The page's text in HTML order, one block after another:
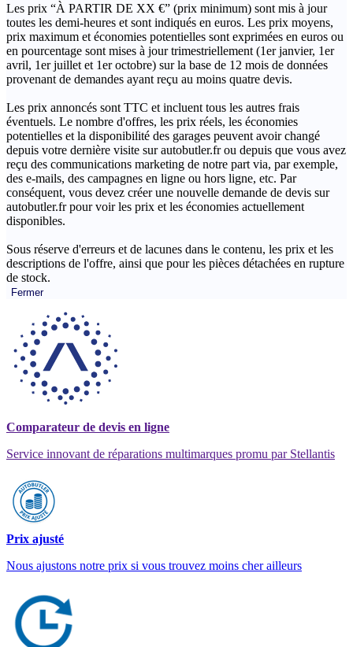
Les prix “À PARTIR DE XX €” (prix minimum) sont mis à jour
toutes les demi-heures et sont indiqués en euros. Les prix moyens,
prix maximum et économies potentielles sont exprimées en euros ou
en pourcentage sont mises à jour trimestriellement (1er janvier, 1er
avril, 1er juillet et 1er octobre) sur la base de 12 mois de données
provenant de demandes ayant reçu au moins quatre devis.
Les prix annoncés sont TTC et incluent tous les autres frais
éventuels. Le nombre d'offres, les prix réels, les économies
potentielles et la disponibilité des garages peuvent avoir changé
depuis votre dernière visite sur autobutler.fr ou depuis que vous avez
reçu des communications marketing de notre part via, par exemple,
des e-mails, des campagnes en ligne ou hors ligne, etc. Par
conséquent, vous devez créer une nouvelle demande de devis sur
autobutler.fr pour voir les prix et les économies actuellement
disponibles.
Sous réserve d'erreurs et de lacunes dans le contenu, les prix et les
descriptions de l'offre, ainsi que pour les pièces détachées en rupture
de stock.
Fermer
Comparateur de devis en ligne
Service innovant de réparations multimarques promu par Stellantis
Prix ajusté
Nous ajustons notre prix si vous trouvez moins cher ailleurs